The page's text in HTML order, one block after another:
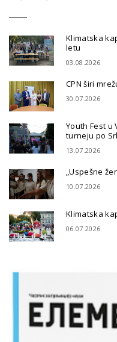
Klimatska
letu
03.08.2026
CPN širi
30.07.2026
Youth Fest
turneju po
13.07.2026
„Uspešne
10.07.2026
Klimatska
06.07.2026